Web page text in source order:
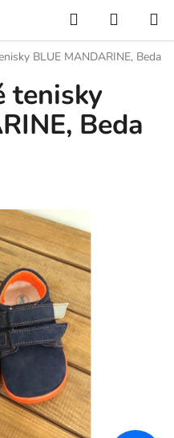
Hledat
KOŠÍK
BLUE MANDARINE, Beda
tenisky
Beda